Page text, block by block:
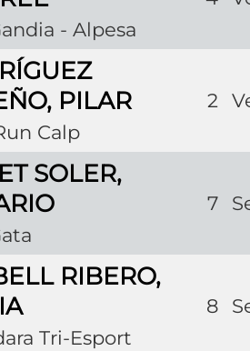
- Alpesa
PILAR
Calp
2
SOLER,
7
RIBERO,
Tri-Esport
8